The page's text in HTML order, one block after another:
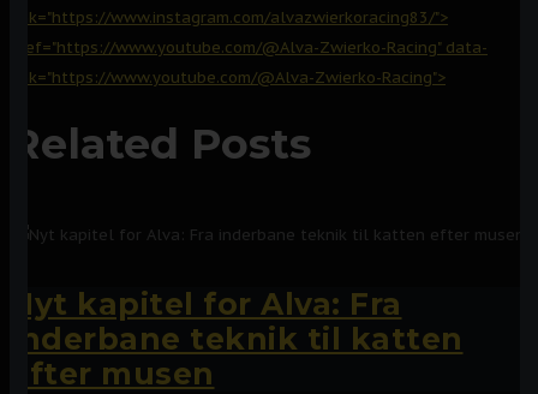
link="https://www.instagram.com/alvazwierkoracing83/">
href="https://www.youtube.com/@Alva-Zwierko-Racing" data-
link="https://www.youtube.com/@Alva-Zwierko-Racing">
Related Posts
Nyt kapitel for Alva: Fra
inderbane teknik til katten
efter musen